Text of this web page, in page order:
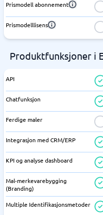
Prismodell abonnement
Prismodelllisens
Produktfunksjoner i
API
Chatfunksjon
Ferdige maler
Integrasjon med CRM/ERP
KPI og analyse dashboard
Mal-merkevarebygging
(Branding)
Multiple Identifikasjonsmetoder